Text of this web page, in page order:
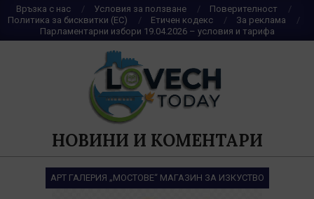
Skip
to
content
Връзка с нас Условия за ползване
Поверителност
Политика за бисквитки (ЕС)
Етичен кодекс
За реклама
Парламентарни избори 19.04.2026 – условия и тарифа
НОВИНИ И КОМЕНТАРИ
АРТ ГАЛЕРИЯ „МОСТОВЕ“ МАГАЗИН ЗА ИЗКУСТВО